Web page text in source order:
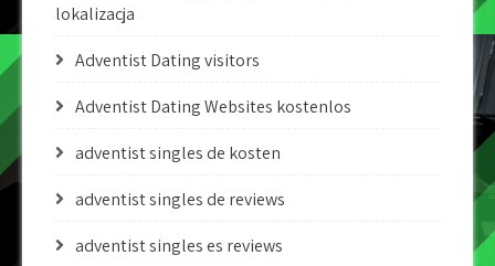
lokalizacja
Adventist Dating visitors
Adventist Dating Websites kostenlos
adventist singles de kosten
adventist singles de reviews
adventist singles es reviews